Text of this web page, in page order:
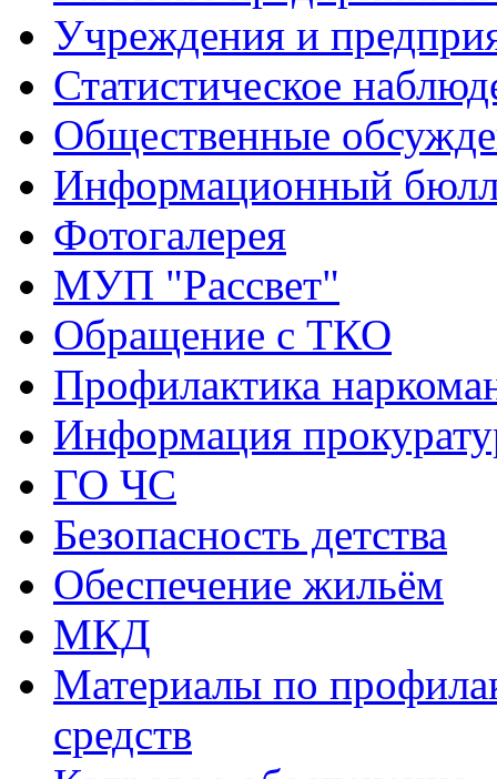
Учреждения и
Статистическое
Общественные
Информационный
Фотогалерея
МУП "Рассвет"
Обращение с ТКО
Профилактика
Информация
ГО ЧС
Безопасность детства
Обеспечение жильём
МКД
Материалы по
средств